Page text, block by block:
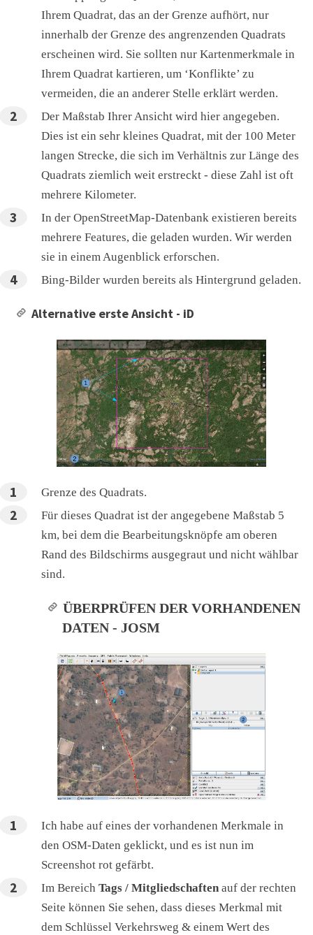
Ihrem Quadrat, das an der Grenze aufhört, nur
innerhalb der Grenze des angrenzenden Quadrats
erscheinen wird. Sie sollten nur Kartenmerkmale in
Ihrem Quadrat kartieren, um ‘Konflikte’ zu
vermeiden, die an anderer Stelle erklärt werden.
Der Maßstab Ihrer Ansicht wird hier angegeben.
Dies ist ein sehr kleines Quadrat, mit der 100 Meter
langen Strecke, die sich im Verhältnis zur Länge des
Quadrats ziemlich weit erstreckt - diese Zahl ist oft
mehrere Kilometer.
In der OpenStreetMap-Datenbank existieren bereits
mehrere Features, die geladen wurden. Wir werden
sie in einem Augenblick erforschen.
Bing-Bilder wurden bereits als Hintergrund geladen.
Alternative erste Ansicht - iD
Grenze des Quadrats.
Für dieses Quadrat ist der angegebene Maßstab 5
km, bei dem die Bearbeitungsknöpfe am oberen
Rand des Bildschirms ausgegraut und nicht wählbar
sind.
ÜBERPRÜFEN DER VORHANDENEN
DATEN - JOSM
Ich habe auf eines der vorhandenen Merkmale in
den OSM-Daten geklickt, und es ist nun im
Screenshot rot gefärbt.
Im BereichTags / Mitgliedschaften auf der rechten
Seite können Sie sehen, dass dieses Merkmal mit
dem Schlüssel Verkehrsweg & einem Wert des